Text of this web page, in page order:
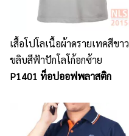
เสื้อโปโลเนื้อผ้าดรายเทคสีขาว
ขลิบสีฟ้าปักโลโก้อกซ้าย
P1401 ท็อปออฟพลาสติก